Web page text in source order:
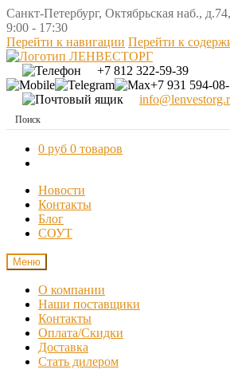
Санкт-Петербург, Октябрьская
9:00 - 17:30
Перейти к навигации Перейти к
+7 812 322-59-39
+7 931 594-08-
0 руб 0 товаров
Новости
Контакты
Блог
СОУТ
Меню
О компании
Наши поставщики
Контакты
Оплата/Скидки
Доставка
Стать дилером